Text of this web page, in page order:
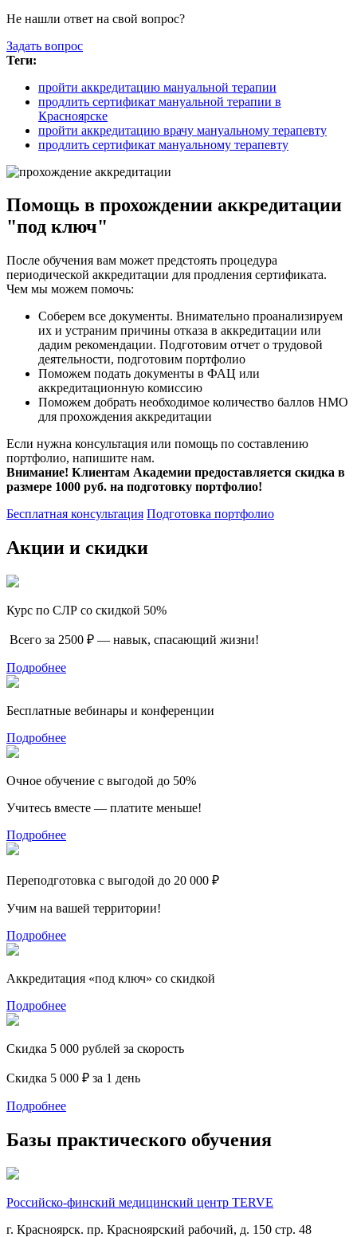
Не нашли ответ на свой вопрос?
Задать вопрос
Теги:
пройти аккредитацию мануальной терапии
продлить сертификат мануальной терапии в
Красноярске
пройти аккредитацию врачу мануальному терапевту
продлить сертификат мануальному терапевту
Помощь в прохождении аккредитации
"под ключ"
После обучения вам может предстоять процедура
периодической аккредитации для продления сертификата.
Чем мы можем помочь:
Соберем все документы. Внимательно проанализируем
их и устраним причины отказа в аккредитации или
дадим рекомендации. Подготовим отчет о трудовой
деятельности, подготовим портфолио
Поможем подать документы в ФАЦ или
аккредитационную комиссию
Поможем добрать необходимое количество баллов НМО
для прохождения аккредитации
Если нужна консультация или помощь по составлению
портфолио, напишите нам.
Внимание! Клиентам Академии предоставляется скидка в
размере 1000 руб. на подготовку портфолио!
Бесплатная консультация Подготовка портфолио
Акции и скидки
Курс по СЛР со скидкой 50%
Всего за 2500 ₽ — навык, спасающий жизни!
Подробнее
Бесплатные вебинары и конференции
Подробнее
Очное обучение с выгодой до 50%
Учитесь вместе — платите меньше!
Подробнее
Переподготовка с выгодой до 20 000 ₽
Учим на вашей территории!
Подробнее
Аккредитация «под ключ» со скидкой
Подробнее
Скидка 5 000 рублей за скорость
Скидка 5 000 ₽ за 1 день
Подробнее
Базы практического обучения
Российско-финский медицинский центр TERVE
г. Красноярск. пр. Красноярский рабочий, д. 150 стр. 48